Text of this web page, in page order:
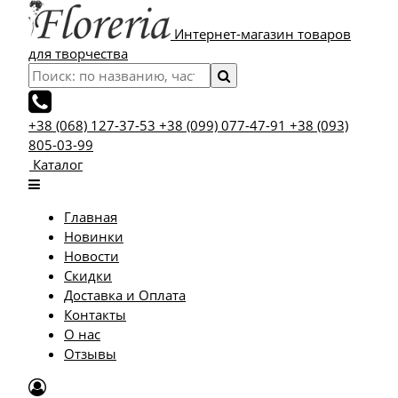
Интернет-магазин товаров
для творчества
+38 (068) 127-37-53 +38 (099) 077-47-91 +38 (093)
805-03-99
Каталог
Главная
Новинки
Новости
Скидки
Доставка и Оплата
Контакты
О нас
Отзывы